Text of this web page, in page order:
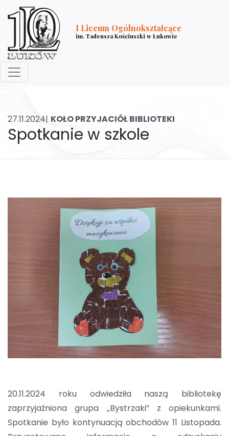
I Liceum Ogólnokształcące
im. Tadeusza Kościuszki w Łukowie
27.11.2024| KOŁO PRZYJACIÓŁ BIBLIOTEKI
Spotkanie w szkole
20.11.2024 roku odwiedziła naszą bibliotekę
zaprzyjaźniona grupa „Bystrzaki” z opiekunkami.
Spotkanie było kontynuacją obchodów 11 Listopada.